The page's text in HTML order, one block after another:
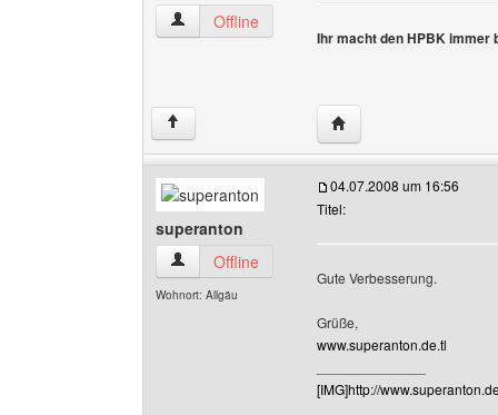
steffenwieg Benutzer-Profile anzeigen
Offline
Ihr macht den HPBK immer
↑ Website dieses
superanton
superanton Benutzer-Profile anzeigen
Offline
Wohnort: Allgäu
04.07.2008 um 16:56
Titel:
Gute Verbesserung.
Grüße,
www.superanton.de.tl
[IMG]http://